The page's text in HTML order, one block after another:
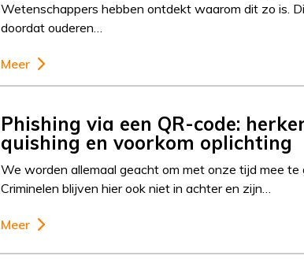
Wetenschappers hebben ontdekt waarom dit zo is.
doordat ouderen…
Meer
Phishing via een QR-code:
quishing en voorkom oplichting
We worden allemaal geacht om met onze tijd mee te
Criminelen blijven hier ook niet in achter en zijn…
Meer